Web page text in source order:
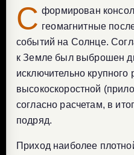
С формирован
геомагнитные
событий на Солнце.
к Земле был выброшен
исключительно
высокоскоростной
согласно расчетам, в
подряд.
Приход наиболее